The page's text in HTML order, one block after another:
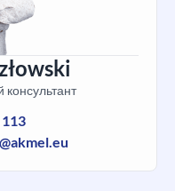
консультант